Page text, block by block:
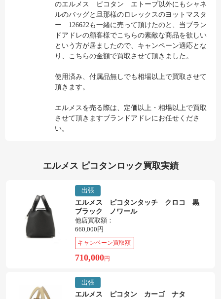
のエルメス ピコタン エトープ以外にもシャネ
ルのバッグと旦那様のロレックスのヨットマスタ
ー 126622も一緒に売って頂けたのと、当ブラン
ドアドレの顧客様でこちらの素敵な商品を欲しい
という方が居ましたので、キャンペーン適応とな
り、こちらの金額で買取させて頂きました。
使用済み、付属品無しでも相場以上で買取させて
頂きます。
エルメスを売る際は、定価以上・相場以上で買取
させて頂きますブランドアドレにお任せくださ
い。
エルメス ピコタンロック買取実績
出張
エルメス ピコタンタッチ クロコ 黒
ブラック ノワール
他店買取額：
660,000円
キャンペーン買取額
710,000円
出張
エルメス ピコタン カーゴ ナタ